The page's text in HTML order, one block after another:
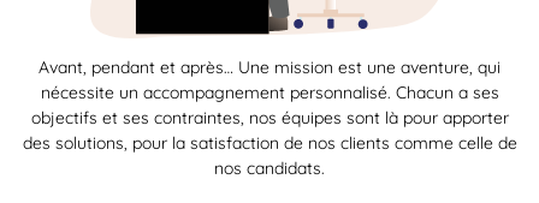
Avant, pendant et après… Une mission est une aventure, qui
nécessite un accompagnement personnalisé. Chacun a ses
objectifs et ses contraintes, nos équipes sont là pour apporter
des solutions, pour la satisfaction de nos clients comme celle de
nos candidats.